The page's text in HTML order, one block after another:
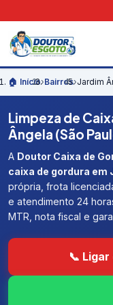
🏠 Início›Bairros›Jardim
Limpeza de
Ângela (São
A Doutor Caixa de
caixa de gordura em
própria, frota
e atendimento 24
MTR, nota fiscal e
📞